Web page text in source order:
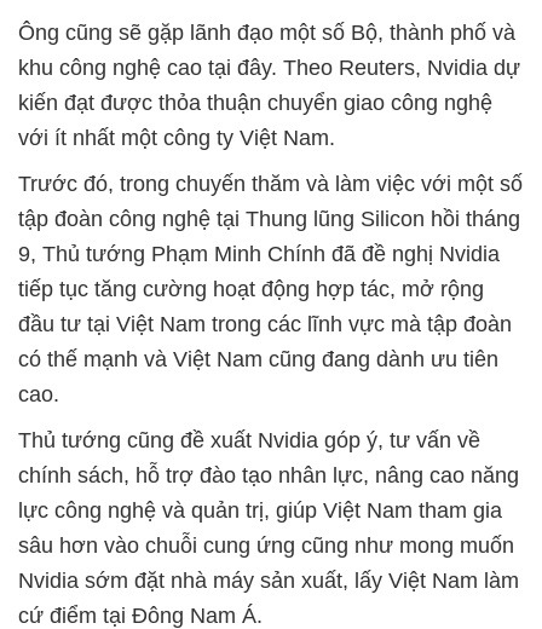
Ông cũng sẽ gặp lãnh đạo một số Bộ, thành phố và
khu công nghệ cao tại đây. Theo Reuters, Nvidia dự
kiến đạt được thỏa thuận chuyển giao công nghệ
với ít nhất một công ty Việt Nam.
Trước đó, trong chuyến thăm và làm việc với một số
tập đoàn công nghệ tại Thung lũng Silicon hồi tháng
9, Thủ tướng Phạm Minh Chính đã đề nghị Nvidia
tiếp tục tăng cường hoạt động hợp tác, mở rộng
đầu tư tại Việt Nam trong các lĩnh vực mà tập đoàn
có thế mạnh và Việt Nam cũng đang dành ưu tiên
cao.
Thủ tướng cũng đề xuất Nvidia góp ý, tư vấn về
chính sách, hỗ trợ đào tạo nhân lực, nâng cao năng
lực công nghệ và quản trị, giúp Việt Nam tham gia
sâu hơn vào chuỗi cung ứng cũng như mong muốn
Nvidia sớm đặt nhà máy sản xuất, lấy Việt Nam làm
cứ điểm tại Đông Nam Á.